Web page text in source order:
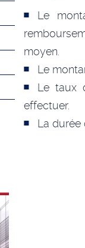
Le
moyen.
Le
Le taux
effectuer.
La durée